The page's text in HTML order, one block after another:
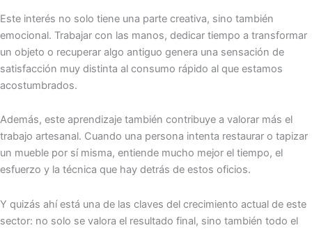
Este interés no solo tiene una parte creativa, sino también
emocional. Trabajar con las manos, dedicar tiempo a transformar
un objeto o recuperar algo antiguo genera una sensación de
satisfacción muy distinta al consumo rápido al que estamos
acostumbrados.
Además, este aprendizaje también contribuye a valorar más el
trabajo artesanal. Cuando una persona intenta restaurar o tapizar
un mueble por sí misma, entiende mucho mejor el tiempo, el
esfuerzo y la técnica que hay detrás de estos oficios.
Y quizás ahí está una de las claves del crecimiento actual de este
sector: no solo se valora el resultado final, sino también todo el